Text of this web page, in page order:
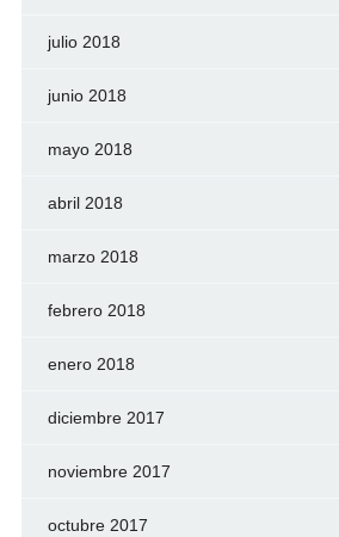
julio 2018
junio 2018
mayo 2018
abril 2018
marzo 2018
febrero 2018
enero 2018
diciembre 2017
noviembre 2017
octubre 2017